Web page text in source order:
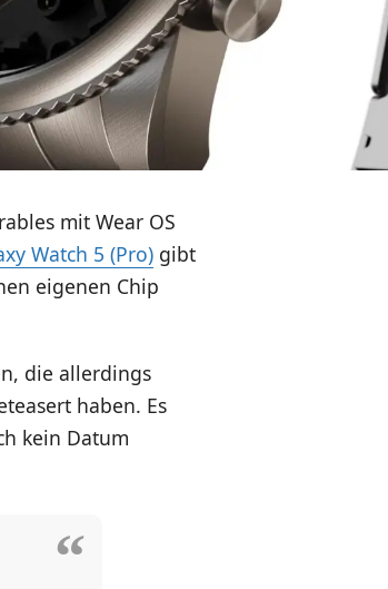
mit Wear OS
Watch 5 (Pro)gibt
eigenen Chip
die allerdings
haben. Es
kein Datum